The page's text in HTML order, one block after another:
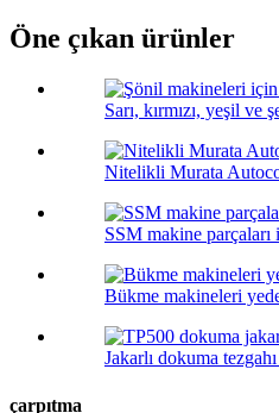
Öne çıkan ürünler
Sarı, kırmızı, yeşil
Nitelikli Murata
SSM makine
Bükme makineleri
Jakarlı dokuma
çarpıtma